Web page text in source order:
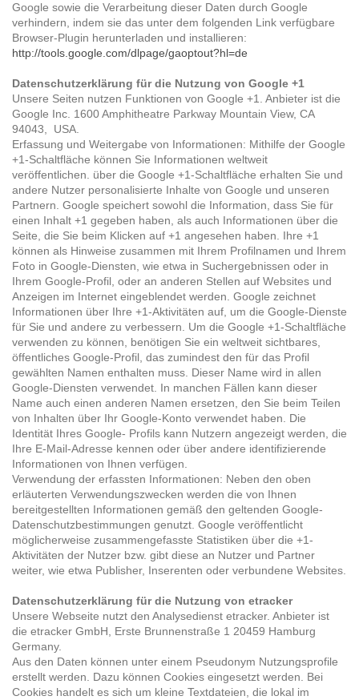
Google sowie die Verarbeitung dieser Daten durch Google
verhindern, indem sie das unter dem folgenden Link verfügbare
Browser-Plugin herunterladen und installieren:
http://tools.google.com/dlpage/gaoptout?hl=de
Datenschutzerklärung für die Nutzung von Google +1
Unsere Seiten nutzen Funktionen von Google +1. Anbieter ist die
Google Inc. 1600 Amphitheatre Parkway Mountain View, CA
94043, USA.
Erfassung und Weitergabe von Informationen: Mithilfe der Google
+1-Schaltfläche können Sie Informationen weltweit
veröffentlichen. über die Google +1-Schaltfläche erhalten Sie und
andere Nutzer personalisierte Inhalte von Google und unseren
Partnern. Google speichert sowohl die Information, dass Sie für
einen Inhalt +1 gegeben haben, als auch Informationen über die
Seite, die Sie beim Klicken auf +1 angesehen haben. Ihre +1
können als Hinweise zusammen mit Ihrem Profilnamen und Ihrem
Foto in Google-Diensten, wie etwa in Suchergebnissen oder in
Ihrem Google-Profil, oder an anderen Stellen auf Websites und
Anzeigen im Internet eingeblendet werden. Google zeichnet
Informationen über Ihre +1-Aktivitäten auf, um die Google-Dienste
für Sie und andere zu verbessern. Um die Google +1-Schaltfläche
verwenden zu können, benötigen Sie ein weltweit sichtbares,
öffentliches Google-Profil, das zumindest den für das Profil
gewählten Namen enthalten muss. Dieser Name wird in allen
Google-Diensten verwendet. In manchen Fällen kann dieser
Name auch einen anderen Namen ersetzen, den Sie beim Teilen
von Inhalten über Ihr Google-Konto verwendet haben. Die
Identität Ihres Google- Profils kann Nutzern angezeigt werden, die
Ihre E-Mail-Adresse kennen oder über andere identifizierende
Informationen von Ihnen verfügen.
Verwendung der erfassten Informationen: Neben den oben
erläuterten Verwendungszwecken werden die von Ihnen
bereitgestellten Informationen gemäß den geltenden Google-
Datenschutzbestimmungen genutzt. Google veröffentlicht
möglicherweise zusammengefasste Statistiken über die +1-
Aktivitäten der Nutzer bzw. gibt diese an Nutzer und Partner
weiter, wie etwa Publisher, Inserenten oder verbundene Websites.
Datenschutzerklärung für die Nutzung von etracker
Unsere Webseite nutzt den Analysedienst etracker. Anbieter ist
die etracker GmbH, Erste Brunnenstraße 1 20459 Hamburg
Germany.
Aus den Daten können unter einem Pseudonym Nutzungsprofile
erstellt werden. Dazu können Cookies eingesetzt werden. Bei
Cookies handelt es sich um kleine Textdateien, die lokal im